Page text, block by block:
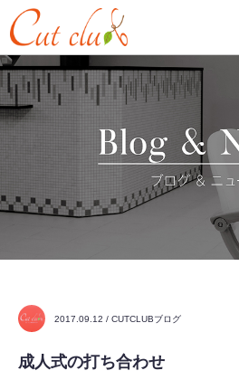
2017.09.12 / CUTCLUBブログ
成人式の打ち合わせ